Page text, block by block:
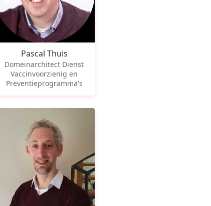
Pascal Thuis
Domeinarchitect Dienst
Vaccinvoorzienig en
Preventieprogramma's